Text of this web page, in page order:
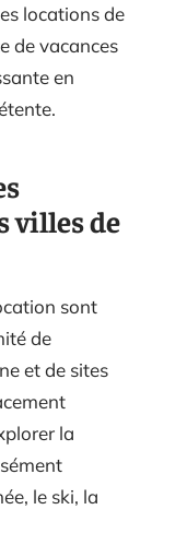
locations de
de vacances
en
villes de
sont
de
et de sites
la
le ski, la